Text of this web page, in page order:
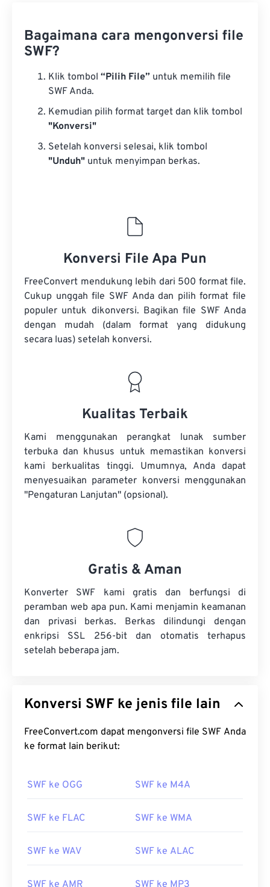
Bagaimana cara mengonversi file
SWF?
Klik tombol “Pilih File” untuk memilih file
SWF Anda.
Kemudian pilih format target dan klik tombol
"Konversi"
Setelah konversi selesai, klik tombol
"Unduh" untuk menyimpan berkas.
Konversi File Apa Pun
FreeConvert mendukung lebih dari 500 format file.
Cukup unggah file SWF Anda dan pilih format file
populer untuk dikonversi. Bagikan file SWF Anda
dengan mudah (dalam format yang didukung
secara luas) setelah konversi.
Kualitas Terbaik
Kami menggunakan perangkat lunak sumber
terbuka dan khusus untuk memastikan konversi
kami berkualitas tinggi. Umumnya, Anda dapat
menyesuaikan parameter konversi menggunakan
"Pengaturan Lanjutan" (opsional).
Gratis & Aman
Konverter SWF kami gratis dan berfungsi di
peramban web apa pun. Kami menjamin keamanan
dan privasi berkas. Berkas dilindungi dengan
enkripsi SSL 256-bit dan otomatis terhapus
setelah beberapa jam.
Konversi SWF ke jenis file lain
FreeConvert.com dapat mengonversi file SWF Anda
ke format lain berikut:
SWF ke OGG SWF ke M4A
SWF ke FLAC SWF ke WMA
SWF ke WAV SWF ke ALAC
SWF ke AMR SWF ke MP3